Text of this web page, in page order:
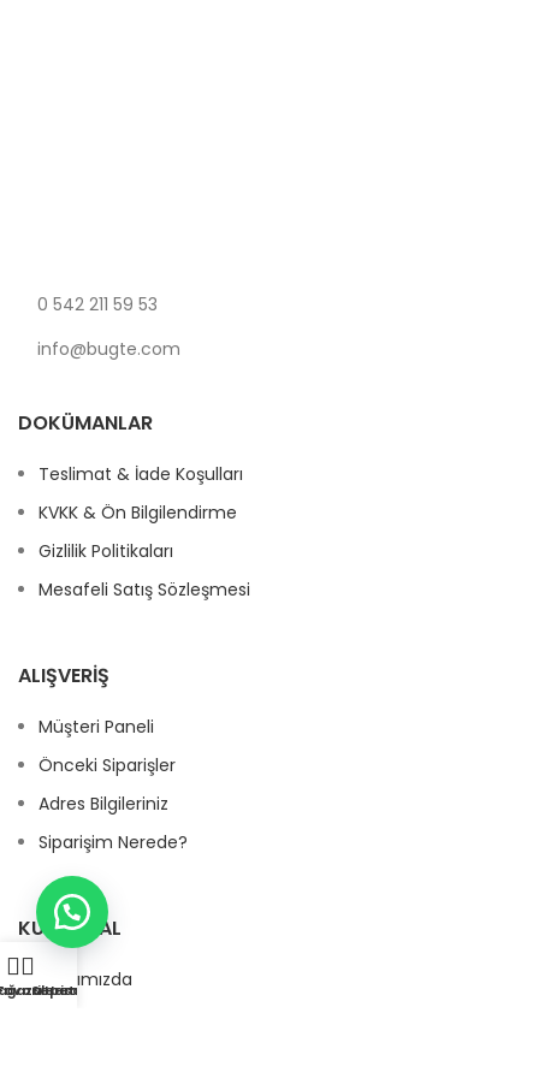
0 542 211 59 53
info@bugte.com
DOKÜMANLAR
Teslimat & İade Koşulları
KVKK & Ön Bilgilendirme
Gizlilik Politikaları
Mesafeli Satış Sözleşmesi
ALIŞVERIŞ
Müşteri Paneli
Önceki Siparişler
Adres Bilgileriniz
Siparişim Nerede?
KURUMSAL
Hakkımızda
Sepetim
Hesabım